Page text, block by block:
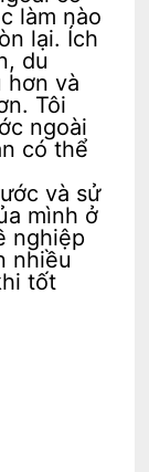
làm nào
lại. Ích
du
hơn và
Tôi
ngoài
có thể
và sử
mình ở
nghiệp
nhiều
tốt